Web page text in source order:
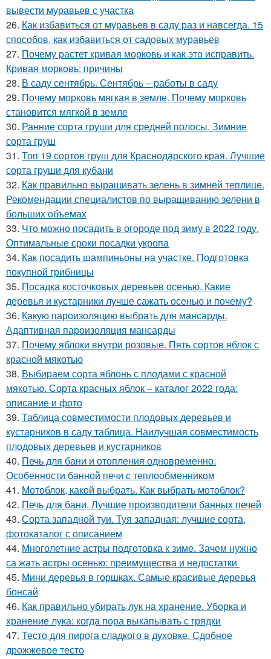
вывести муравьев с участка
26. Как избавиться от муравьев в саду раз и навсегда. 15
способов, как избавиться от садовых муравьев
27. Почему растет кривая морковь и как это исправить.
Кривая морковь: причины
28. В саду сентябрь. Сентябрь – работы в саду
29. Почему морковь мягкая в земле. Почему морковь
становится мягкой в земле
30. Ранние сорта груши для средней полосы. Зимние
сорта груш
31. Топ 19 сортов груш для Краснодарского края. Лучшие
сорта груши для кубани
32. Как правильно выращивать зелень в зимней теплице.
Рекомендации специалистов по выращиванию зелени в
больших объемах
33. Что можно посадить в огороде под зиму в 2022 году.
Оптимальные сроки посадки укропа
34. Как посадить шампиньоны на участке. Подготовка
покупной грибницы
35. Посадка косточковых деревьев осенью. Какие
деревья и кустарники лучше сажать осенью и почему?
36. Какую пароизоляцию выбрать для мансарды.
Адаптивная пароизоляция мансарды
37. Почему яблоки внутри розовые. Пять сортов яблок с
красной мякотью
38. Выбираем сорта яблонь с плодами с красной
мякотью. Сорта красных яблок – каталог 2022 года:
описание и фото
39. Таблица совместимости плодовых деревьев и
кустарников в саду таблица. Наилучшая совместимость
плодовых деревьев и кустарников
40. Печь для бани и отопления одновременно.
Особенности банной печи с теплообменником
41. Мотоблок, какой выбрать. Как выбрать мотоблок?
42. Печь для бани. Лучшие производители банных печей
43. Сорта западной туи. Туя западная: лучшие сорта,
фотокаталог с описанием
44. Многолетние астры подготовка к зиме. Зачем нужно
са жать астры осенью: преимущества и недостатки
45. Мини деревья в горшках. Самые красивые деревья
бонсай
46. Как правильно убирать лук на хранение. Уборка и
хранение лука: когда пора выкапывать с грядки
47. Тесто для пирога сладкого в духовке. Сдобное
дрожжевое тесто